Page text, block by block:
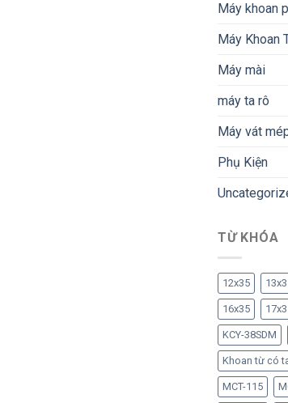
Máy khoan
Máy Khoan
Máy mài
máy ta rô
Máy vát
Phụ Kiện
TỪ KHÓA
12x35
16x35
KCY-38SDM
Khoan từ có
MCT-115